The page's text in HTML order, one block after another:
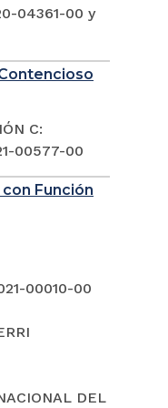
04361-00 y
C:
00577-00
Función
00010-00
DEL